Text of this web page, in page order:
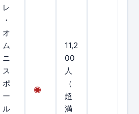
レ
・
オ
ム
ニ
ス
ポ
ー
ル
11,2
00
人
（
超
満